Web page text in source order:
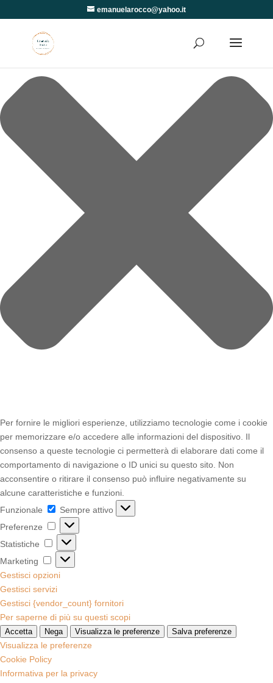
Per fornire le migliori esperienze, utilizziamo tecnologie come i cookie
per memorizzare e/o accedere alle informazioni del dispositivo. Il
consenso a queste tecnologie ci permetterà di elaborare dati come il
comportamento di navigazione o ID unici su questo sito. Non
acconsentire o ritirare il consenso può influire negativamente su
alcune caratteristiche e funzioni.
Funzionale
Funzionale
Sempre attivo
Preferenze
Preferenze
Statistiche Statistiche
Marketing
Marketing
Gestisci opzioni
Gestisci servizi
Gestisci {vendor_count} fornitori
Per saperne di più su questi scopi
Accetta Nega Visualizza le preferenze Salva preferenze
Visualizza le preferenze
Cookie Policy
Informativa per la privacy
emanuelarocco@yahoo.it